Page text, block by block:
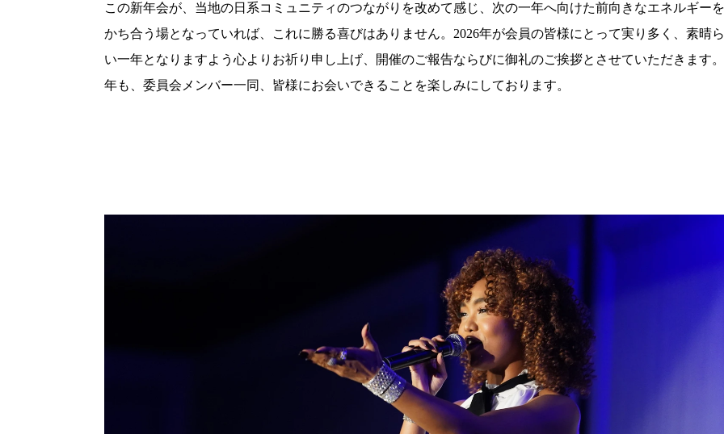
この新年会が、当地の日系コミュニティのつながりを改めて感じ、次の一年へ向けた前向きなエネルギー
かち合う場となっていれば、これに勝る喜びはありません。2026年が会員の皆様にとって実り多く、素晴
い一年となりますよう心よりお祈り申し上げ、開催のご報告ならびに御礼のご挨拶とさせていただきます
年も、委員会メンバー一同、皆様にお会いできることを楽しみにしております。